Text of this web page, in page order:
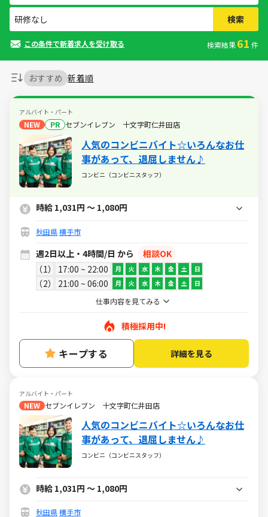
おすすめ 新着順
アルバイト・パート
NEW PR セブンイレブン 十文字町仁井田店
人気のコンビニバイト☆いろんなお仕
事があって、退屈しません♪
コンビニ（コンビニスタッフ）
時給 1,031円 ～ 1,080円
秋田県横手市
週2日以上・4時間/日 から
相談OK
1
17:00 ~ 22:00 月 火 水 木 金 土 日
2 21:00 ~ 06:00 月 火 水 木 金 土 日
仕事内容を見てみる
積極採用中!
キープする 詳細を見る
アルバイト・パート
NEW セブンイレブン 十文字町仁井田店
人気のコンビニバイト☆いろんなお仕
事があって、退屈しません♪
コンビニ（コンビニスタッフ）
時給 1,031円 ～ 1,080円
秋田県横手市
検索
この条件で新着求人を受け取る 検索結果61 件